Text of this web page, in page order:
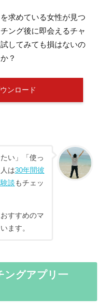
求めている女性が見つ
ング後に即会えるチャ
してみても損はないの
？
ンロード
い」「使っ
は30年間彼
談 もチェッ
すすめのマ
ます。
ングアプリ一